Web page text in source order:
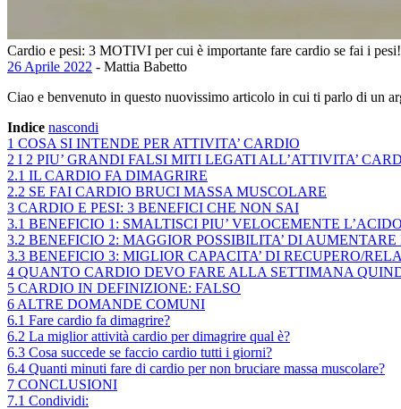
Cardio e pesi: 3 MOTIVI per cui è importante fare cardio se fai i pesi!
26 Aprile 2022 - Mattia Babetto
Ciao e benvenuto in questo nuovissimo articolo in cui ti parlo di un
Indice nascondi
1 COSA SI INTENDE PER ATTIVITA’ CARDIO
2 I 2 PIU’ GRANDI FALSI MITI LEGATI ALL’ATTIVITA’
2.1 IL CARDIO FA DIMAGRIRE
2.2 SE FAI CARDIO BRUCI MASSA MUSCOLARE
3 CARDIO E PESI: 3 BENEFICI CHE NON SAI
3.1 BENEFICIO 1: SMALTISCI PIU’ VELOCEMENTE
3.2 BENEFICIO 2: MAGGIOR POSSIBILITA’ DI
3.3 BENEFICIO 3: MIGLIOR CAPACITA’ DI RECUPERO/
4 QUANTO CARDIO DEVO FARE ALLA SETTIMANA
5 CARDIO IN DEFINIZIONE: FALSO
6 ALTRE DOMANDE COMUNI
6.1 Fare cardio fa dimagrire?
6.2 La miglior attività cardio per dimagrire qual è?
6.3 Cosa succede se faccio cardio tutti i giorni?
6.4 Quanti minuti fare di cardio per non bruciare massa muscolare?
7 CONCLUSIONI
7.1 Condividi: